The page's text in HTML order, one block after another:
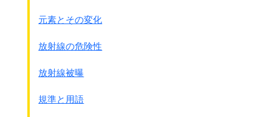
ウイルス感染に抗生物質
◎効果に疑問がある薬
子宮頸がん、ヒﾌﾞ、肺炎球菌・・・
◎薬以外に他の方法があるのにすぐに
元素とその変化
放射線の危険性
放射線被曝
規準と用語